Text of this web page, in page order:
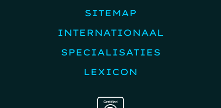
SITEMAP
INTERNATIONAAL
SPECIALISATIES
LEXICON